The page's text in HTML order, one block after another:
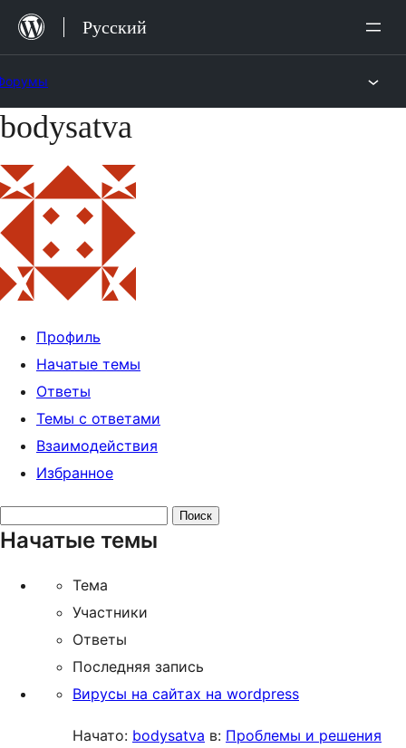
Перейти
Русский
Перейти
содержимому
bodysatva
Профиль
Начатые темы
Ответы
Темы с ответами
Взаимодействия
Избранное
тем:
Начатые темы
Тема
Участники
Ответы
Последняя запись
Вирусы на сайтах на wordpress
Начато: bodysatva в: Проблемы и решения